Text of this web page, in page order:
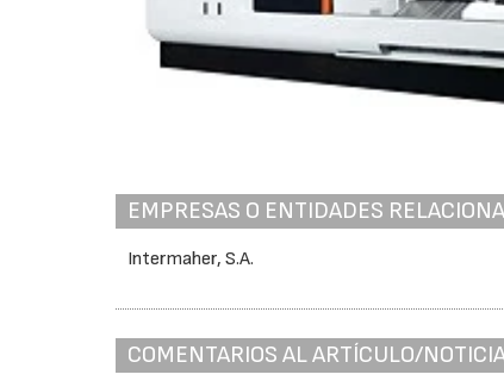
EMPRESAS O ENTIDADES
Intermaher, S.A.
COMENTARIOS AL ARTÍCULO/